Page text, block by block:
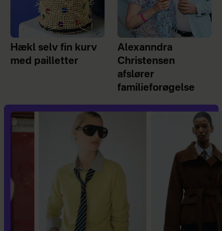
Hækl selv fin kurv
med pailletter
Alexanndra
Christensen
afslører
familieforøgelse